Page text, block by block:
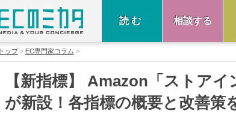
読む 相談する
トップ EC専門家コラム
【新指標】 Amazon「ストア
が新設！各指標の概要と改善策